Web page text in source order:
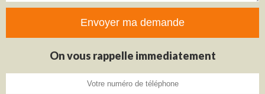
On vous rappelle immediatement